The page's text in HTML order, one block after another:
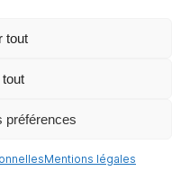
tout
préférences
Mentions légales